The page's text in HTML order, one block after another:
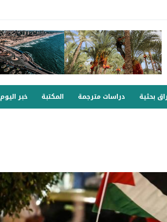
بحثية دراسات مترجمة المكتبة خبر اليوم